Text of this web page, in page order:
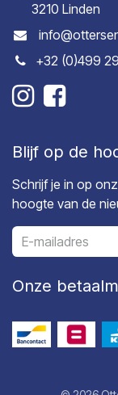
3210 Linden
+32 (0)499
Blijf op de
Schrijf je in op
hoogte van de
Onze